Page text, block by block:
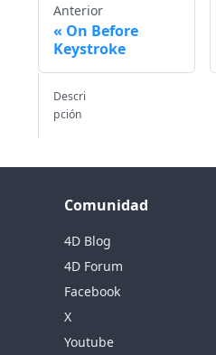
Anterior
On Before
Keystroke
Descri
pción
Comunidad
4D Blog
4D Forum
Facebook
X
Youtube